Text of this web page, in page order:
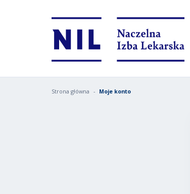
Strona główna Moje konto